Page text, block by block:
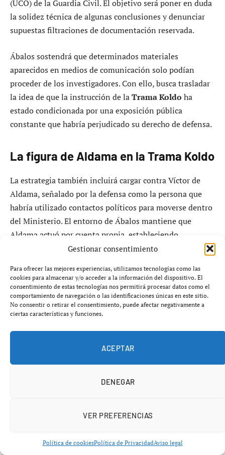
Gestionar consentimiento
Para ofrecer las mejores experiencias, utilizamos tecnologías como las
cookies para almacenar y/o acceder a la información del dispositivo. El
consentimiento de estas tecnologías nos permitirá procesar datos como el
comportamiento de navegación o las identificaciones únicas en este sitio.
No consentir o retirar el consentimiento, puede afectar negativamente a
ciertas características y funciones.
ACEPTAR
DENEGAR
VER PREFERENCIAS
Política de cookiesPolítica de PrivacidadAviso legal
(UCO) de la Guardia Civil. El objetivo será poner en duda
la solidez técnica de algunas conclusiones y denunciar
supuestas filtraciones de documentación reservada.
Ábalos sostendrá que determinados materiales
aparecidos en medios de comunicación solo podían
proceder de los investigadores. Con ello, busca trasladar
la idea de que la instrucción de laTrama Koldo ha
estado condicionada por una exposición pública
constante que habría perjudicado su derecho de defensa.
La figura de Aldama en la Trama Koldo
La estrategia también incluirá cargar contra Víctor de
Aldama, señalado por la defensa como la persona que
habría utilizado contactos políticos para moverse dentro
del Ministerio. El entorno de Ábalos mantiene que
Aldama actuó por cuenta propia, estableciendo
relaciones y presentándose como interlocutor cercano al
Esta línea argumental pretende desmontar la tesis de
que Ábalos fuese el centro operativo de laTrama Koldo
desplazando parte de la responsabilidad hacia
intermediarios externos.
Testigos favorables y decisiones
antiguos cargos del Ministerio, como Pedro Saura, quien
iniciativa propia y no órdenes de Ábalos. La defensa